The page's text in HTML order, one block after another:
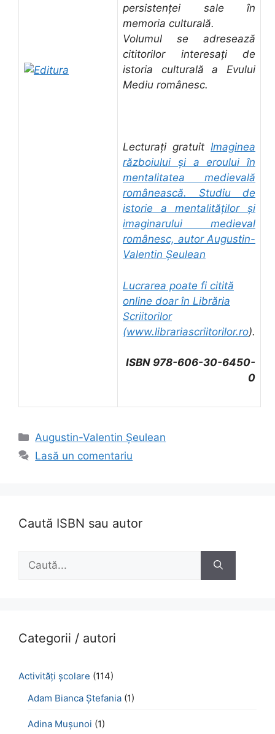
persistenței sale în
memoria culturală.
Volumul se adresează
cititorilor interesați de
istoria culturală a Evului
Mediu românesc.
Lecturați gratuit Imaginea
războiului și a eroului în
mentalitatea medievală
românească. Studiu de
istorie a mentalităților și
imaginarului medieval
românesc, autor Augustin-
Valentin Șeulean
Lucrarea poate fi citită
online doar în Librăria
Scriitorilor
(www.librariascriitorilor.ro).
ISBN 978-606-30-6450-
0
Categorii
Augustin-Valentin Șeulean
Lasă un comentariu
Caută ISBN sau autor
Caută
Categorii / autori
Activităţi şcolare (114)
Adam Bianca Ștefania (1)
Adina Mușunoi (1)